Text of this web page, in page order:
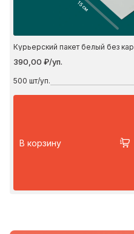
15 см
Курьерский пакет белый без
390,00 ₽/уп.
500 шт/уп.
В корзину